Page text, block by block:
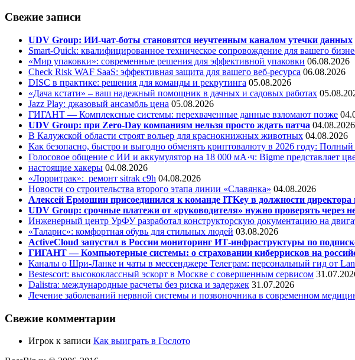
Свежие записи
UDV Group: ИИ-чат-боты становятся неучтенным каналом утечки данных
Smart-Quick: квалифицированное техническое сопровождение для вашего
«Мир упаковки»: современные решения для эффективной упаковки 06.08.2026
Check Risk WAF SaaS: эффективная защита для вашего веб-ресурса 06.08.2026
DISC в практике: решения для команды и рекрутинга 05.08.2026
«Дача кстати» – ваш надежный помощник в дачных и садовых работах
Jazz Play: джазовый ансамбль цена 05.08.2026
ГИГАНТ — Комплексные системы: перехваченные данные взломают позже
UDV Group: при Zero-Day компаниям нельзя просто ждать патча 04.08.2026
В Калужской области строят вольер для краснокнижных животных 04.08.2026
Как безопасно, быстро и выгодно обменять криптовалюту в 2026 году: Полный
Голосовое общение с ИИ и аккумулятор на 18 000 мА·ч: Bigme представляет
настоящие хакеры 04.08.2026
«Лорритрак»: ремонт sitrak c9h 04.08.2026
Новости со строительства второго этапа линии «Славянка» 04.08.2026
Алексей Ермошин присоединился к команде ITKey в должности директора
UDV Group: срочные платежи от «руководителя» нужно проверять через
Инженерный центр УрФУ разработал конструкторскую документацию на
«Таларис»: комфортная обувь для стильных людей 03.08.2026
ActiveCloud запустил в России мониторинг ИТ-инфраструктуры по
ГИГАНТ — Компьютерные системы: о страховании киберрисков на
Каналы о Шри-Ланке и чаты в мессенджере Телеграм: персональный гид от
Bestescort: высококлассный эскорт в Москве с совершенным сервисом
Dalistra: международные расчеты без риска и задержек 31.07.2026
Лечение заболеваний нервной системы и позвоночника в современном
Свежие комментарии
Игрок к записи Как выиграть в Гослото